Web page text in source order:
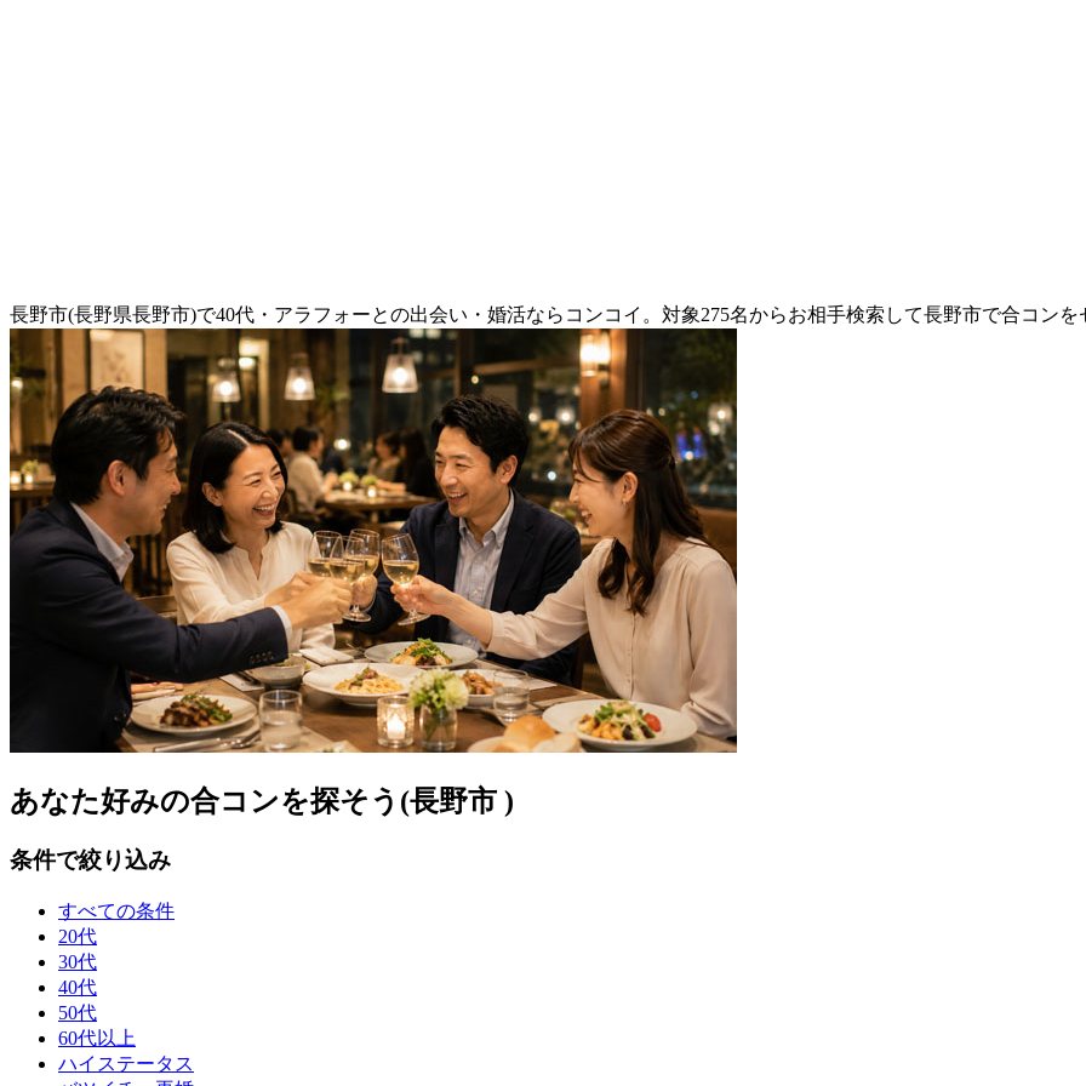
長野市(長野県長野市)で40代・アラフォーとの出会い・婚活ならコンコイ。対象275名からお相手検索して長野市で合コンを
あなた好みの合コンを探そう(長野市 )
条件で絞り込み
すべての条件
20代
30代
40代
50代
60代以上
ハイステータス